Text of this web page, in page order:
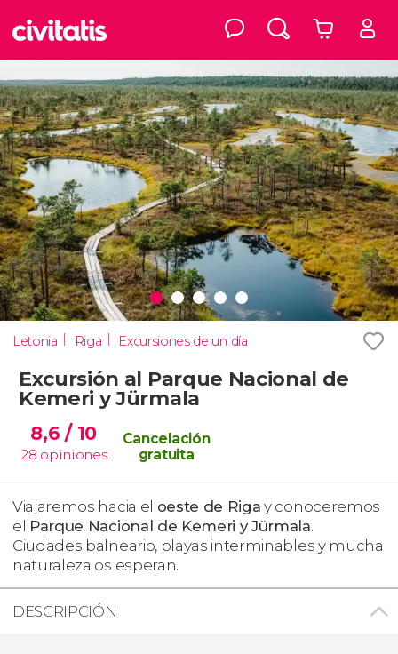
Letonia Riga Excursiones de un día
Excursión al Parque Nacional de
Kemeri y Jürmala
8,6/ 10
28 opiniones
Cancelación
gratuita
Viajaremos hacia el oeste de Riga y conoceremos
el Parque Nacional de Kemeri y Jürmala.
Ciudades balneario, playas interminables y mucha
naturaleza os esperan.
DESCRIPCIÓN